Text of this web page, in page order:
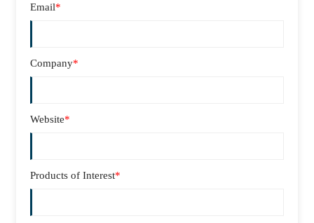
Email*
Company*
Website*
Products of Interest*